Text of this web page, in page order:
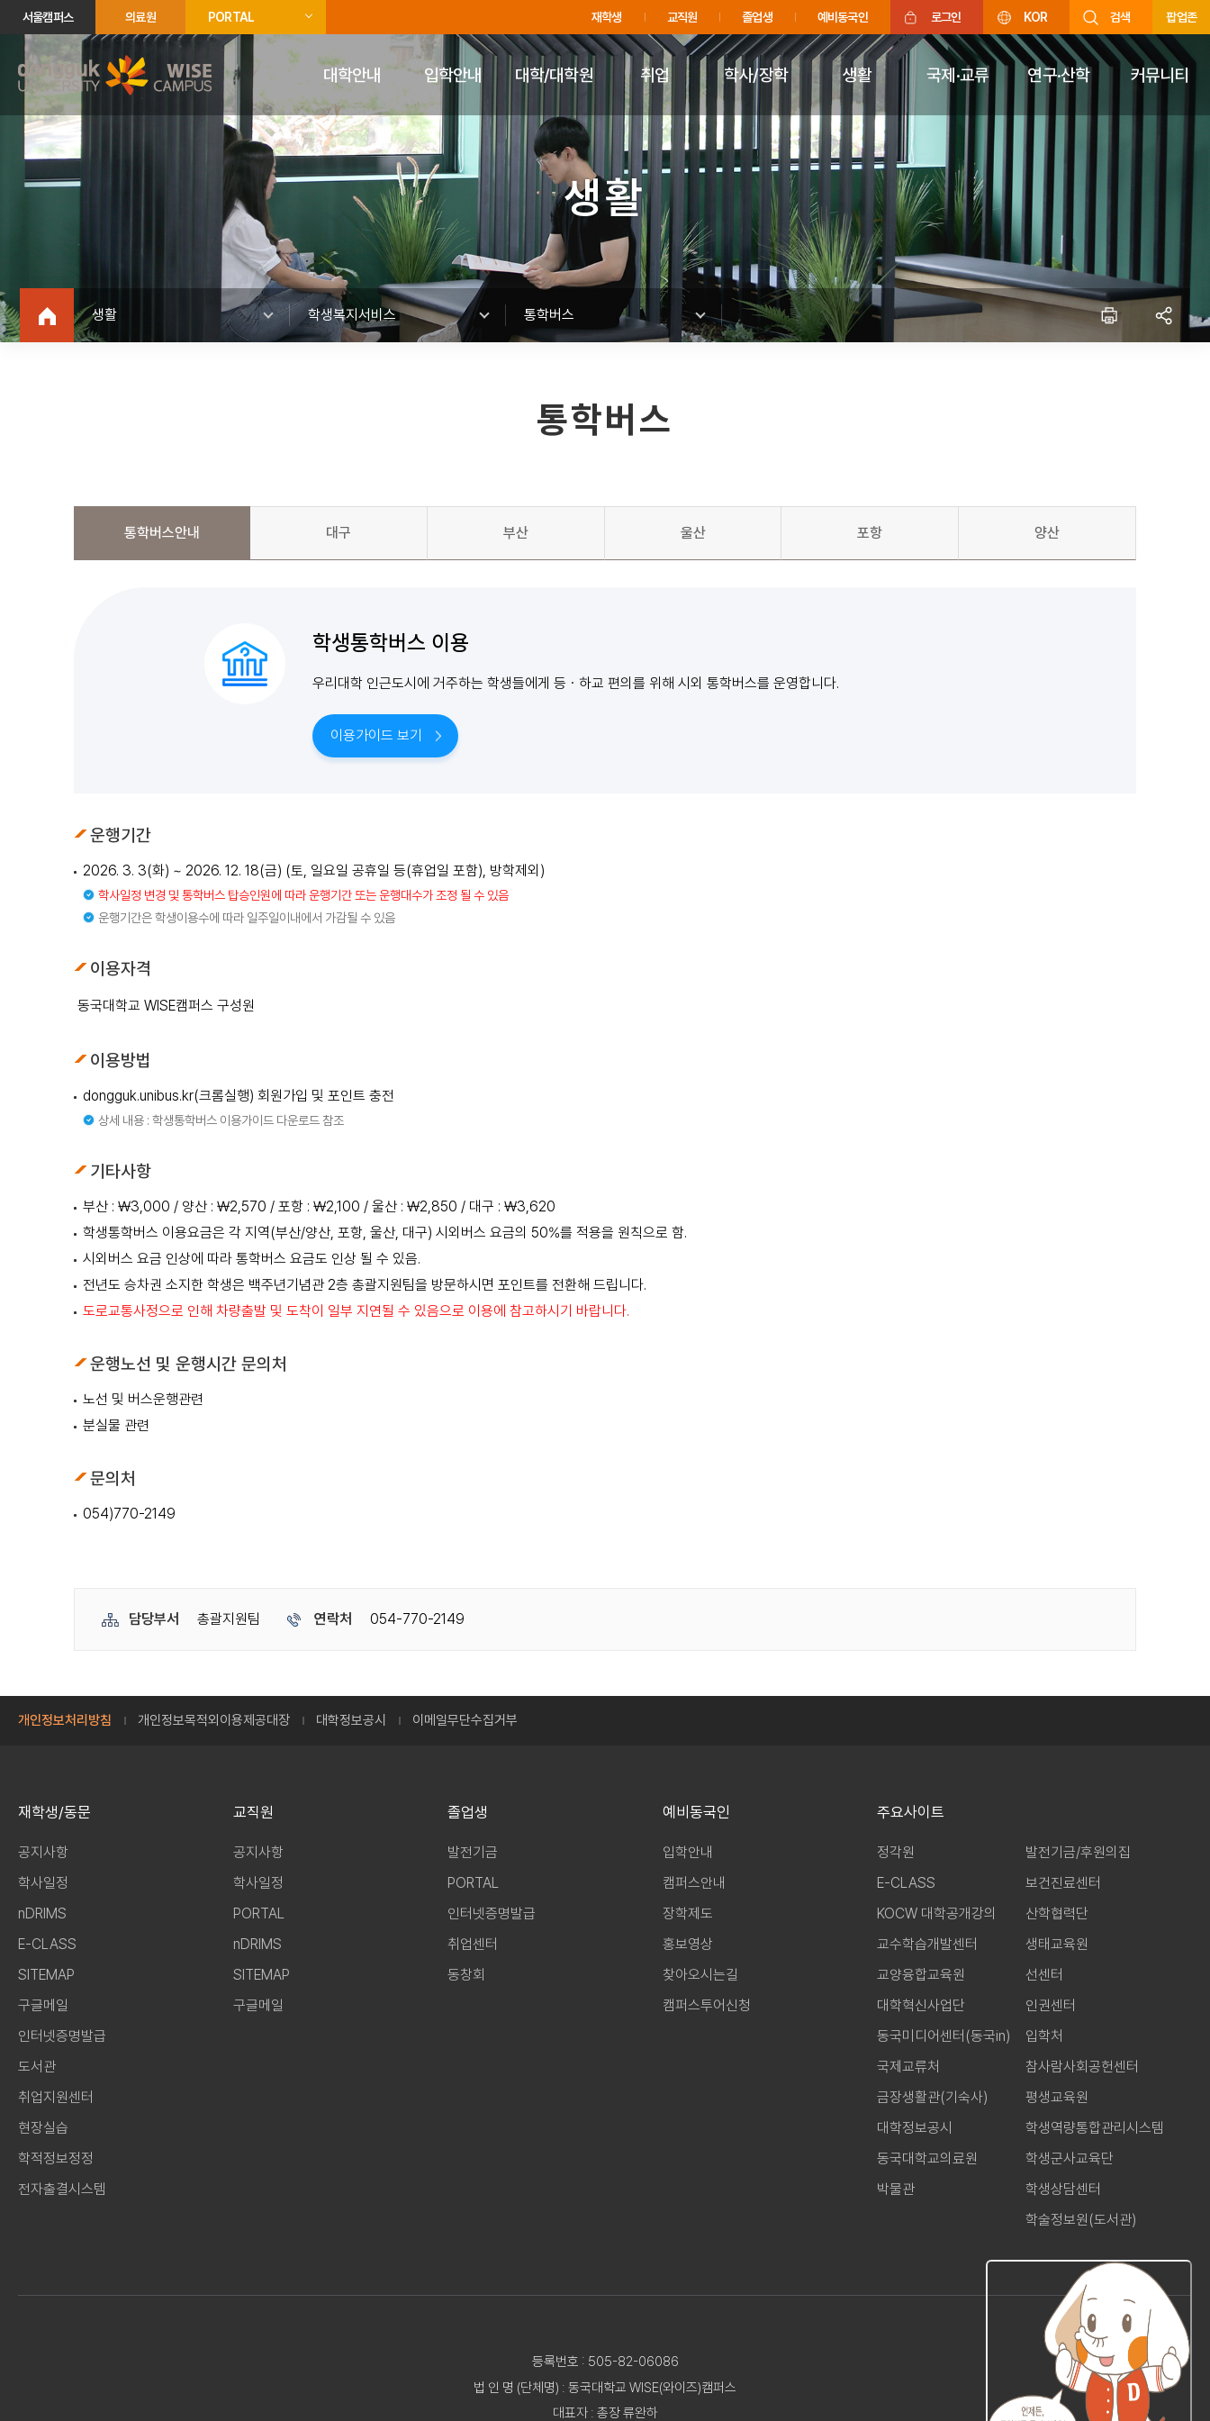
주메뉴 바로가기
푸터 바로가기
서울캠퍼스 의료원 PORTAL 재학생 교직원 졸업생 예비동국인 로그인 KOR 검색 팝업존
대학안내 입학안내 대학/대학원 취업 학사/장학 생활 국제·교류 연구·산학 커뮤니티
생활
생활 학생복지서비스 통학버스
통학버스
통학버스안내 대구 부산 울산 포항 양산
학생통학버스 이용
우리대학 인근도시에 거주하는 학생들에게 등ㆍ하교 편의를 위해 시외 통학버스를 운영합니다.
이용가이드 보기
운행기간
2026. 3. 3(화) ~ 2026. 12. 18(금) (토, 일요일 공휴일 등(휴업일 포함), 방학제외)
학사일정 변경 및 통학버스 탑승인원에 따라 운행기간 또는 운행대수가 조정 될 수 있음
운행기간은 학생이용수에 따라 일주일이내에서 가감될 수 있음
이용자격
동국대학교 WISE캠퍼스 구성원
이용방법
dongguk.unibus.kr(크롬실행) 회원가입 및 포인트 충전
상세 내용 : 학생통학버스 이용가이드 다운로드 참조
기타사항
부산 : ₩3,000 / 양산 : ₩2,570 / 포항 : ₩2,100 / 울산 : ₩2,850 / 대구 : ₩3,620
학생통학버스 이용요금은 각 지역(부산/양산, 포항, 울산, 대구) 시외버스 요금의 50%를 적용을 원칙으로 함.
시외버스 요금 인상에 따라 통학버스 요금도 인상 될 수 있음.
전년도 승차권 소지한 학생은 백주년기념관 2층 총괄지원팀을 방문하시면 포인트를 전환해 드립니다.
도로교통사정으로 인해 차량출발 및 도착이 일부 지연될 수 있음으로 이용에 참고하시기 바랍니다.
운행노선 및 운행시간 문의처
노선 및 버스운행관련
분실물 관련
문의처
054)770-2149
담당부서 총괄지원팀 연락처 054-770-2149
개인정보처리방침 개인정보목적외이용제공대장 대학정보공시 이메일무단수집거부
재학생/동문
공지사항
학사일정
nDRIMS
E-CLASS
SITEMAP
구글메일
인터넷증명발급
도서관
취업지원센터
현장실습
학적정보정정
전자출결시스템
교직원
공지사항
학사일정
PORTAL
nDRIMS
SITEMAP
구글메일
졸업생
발전기금
PORTAL
인터넷증명발급
취업센터
동창회
예비동국인
입학안내
캠퍼스안내
장학제도
홍보영상
찾아오시는길
캠퍼스투어신청
주요사이트
정각원
E-CLASS
KOCW 대학공개강의
교수학습개발센터
교양융합교육원
대학혁신사업단
동국미디어센터(동국in)
국제교류처
금장생활관(기숙사)
대학정보공시
동국대학교의료원
박물관
발전기금/후원의집
보건진료센터
산학협력단
생태교육원
선센터
인권센터
입학처
참사람사회공헌센터
평생교육원
학생역량통합관리시스템
학생군사교육단
학생상담센터
학술정보원(도서관)
등록번호 : 505-82-06086
법 인 명 (단체명) : 동국대학교 WISE(와이즈)캠퍼스
대표자 : 총장 류완하